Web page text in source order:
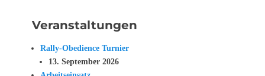
Veranstaltungen
Rally-Obedience Turnier
13. September 2026